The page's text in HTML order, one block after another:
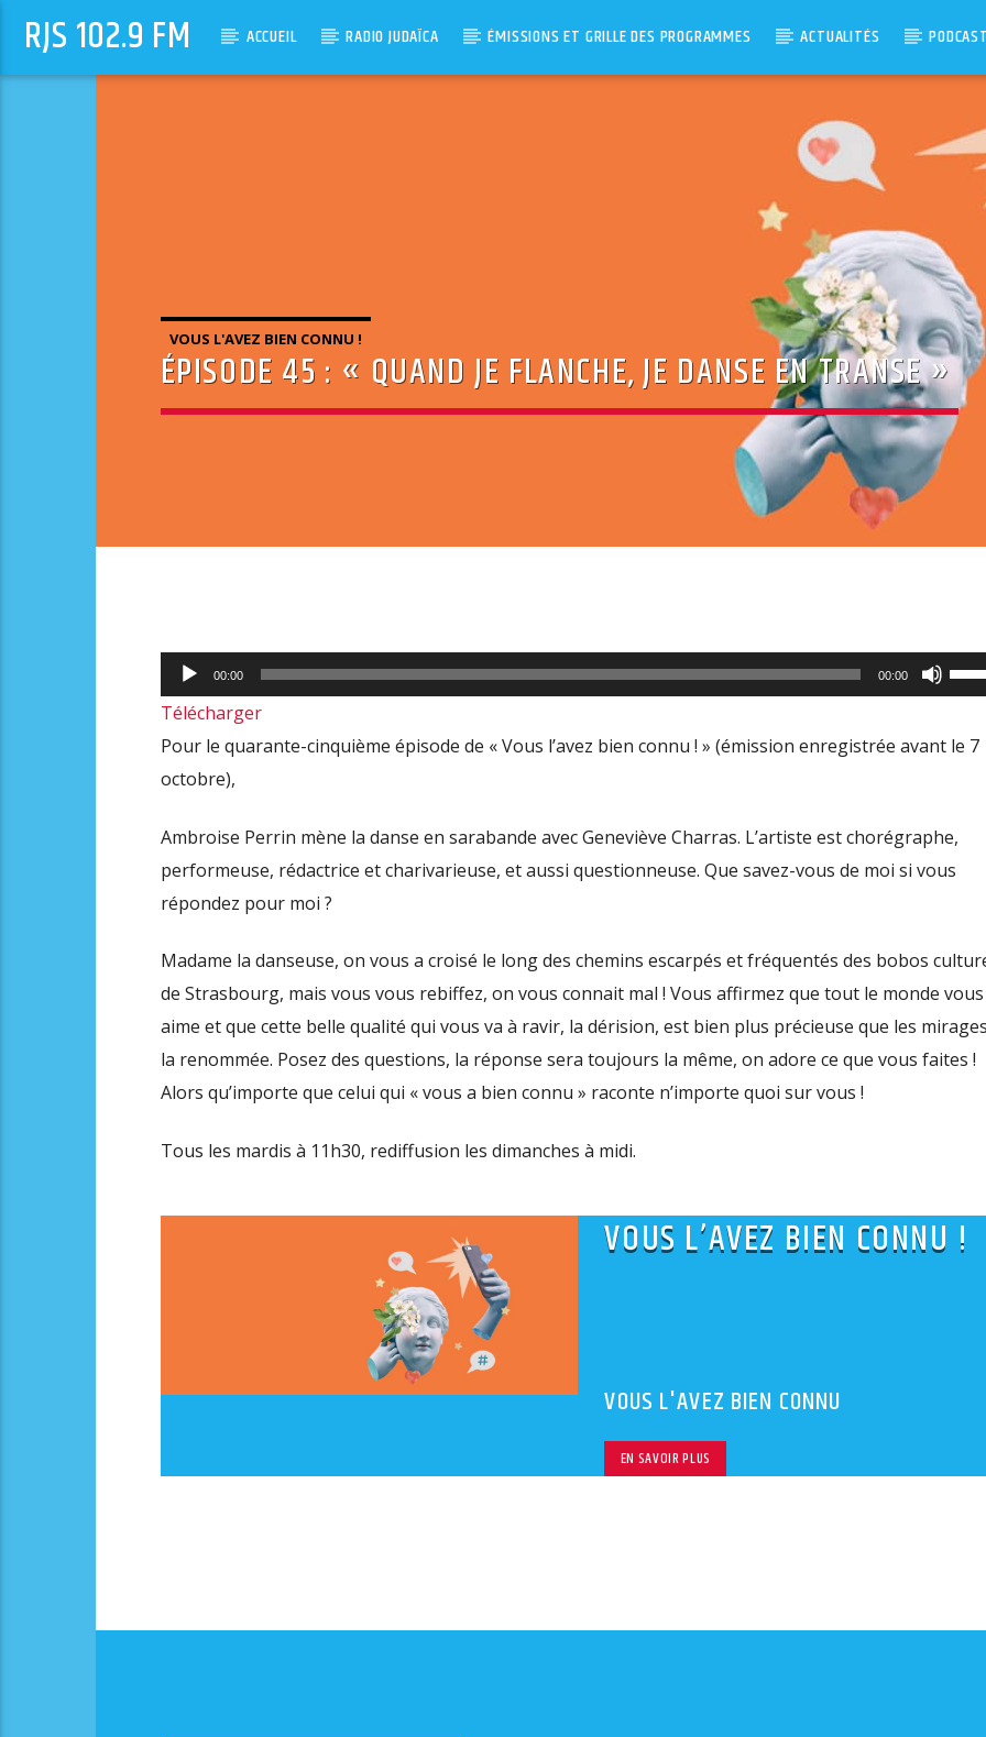
RJS 102.9 FM ACCUEIL RADIO JUDAÏCA ÉMISSIONS ET GRILLE DES PROGRAMMES ACTUALITÉS
VOUS L'AVEZ BIEN CONNU !
ÉPISODE 45 : « QUAND JE FLANCHE, JE DANSE EN TRANSE »
Lecteur
audio
00:00 00:00
les
ou
Télécharger
Pour le quarante-cinquième épisode de « Vous l’avez bien connu ! » (émission enregistrée avant le 7
octobre),
Ambroise Perrin mène la danse en sarabande avec Geneviève Charras. L’artiste est chorégraphe,
performeuse, rédactrice et charivarieuse, et aussi questionneuse. Que savez-vous de moi si vous
répondez pour moi ?
Madame la danseuse, on vous a croisé le long des chemins escarpés et fréquentés des bobos
de Strasbourg, mais vous vous rebiffez, on vous connait mal ! Vous affirmez que tout le monde vous
aime et que cette belle qualité qui vous va à ravir, la dérision, est bien plus précieuse que les
la renommée. Posez des questions, la réponse sera toujours la même, on adore ce que vous faites !
Alors qu’importe que celui qui « vous a bien connu » raconte n’importe quoi sur vous !
Tous les mardis à 11h30, rediffusion les dimanches à midi.
VOUS L’AVEZ BIEN CONNU !
VOUS L'AVEZ BIEN CONNU
EN SAVOIR PLUS